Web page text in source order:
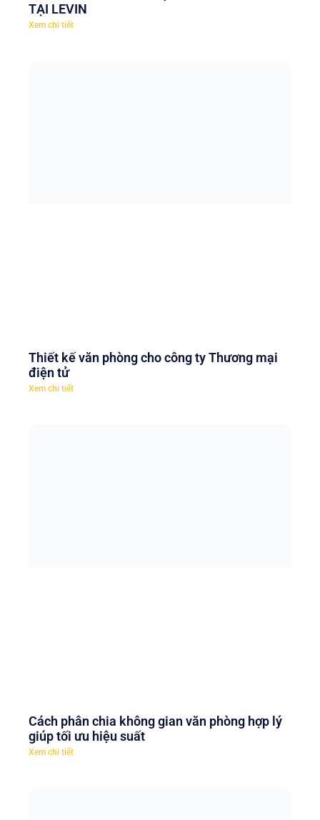
TẠI LEVIN
Xem chi tiết
Thiết kế văn phòng cho công ty Thương mại
điện tử
Xem chi tiết
Cách phân chia không gian văn phòng hợp lý
giúp tối ưu hiệu suất
Xem chi tiết